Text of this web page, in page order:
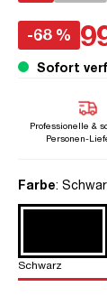
-68 %
Sofort
Professionelle &
Personen-
Farbe:
Schwarz